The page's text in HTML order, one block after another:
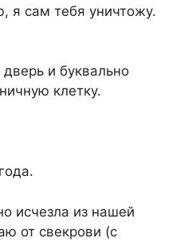
я сам тебя уничтожу.
и буквально
клетку.
исчезла из нашей
от свекрови (с